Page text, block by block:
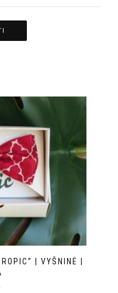
| VYŠNINĖ |